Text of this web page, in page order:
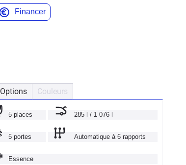
Financer
Options Couleurs
5 places 285 l / 1 076 l
5 portes Automatique à 6 rapports
Essence